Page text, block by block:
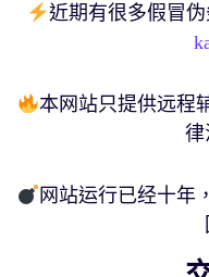
近期有很多假冒
本网站只提供远程
律
网站运行已经十年